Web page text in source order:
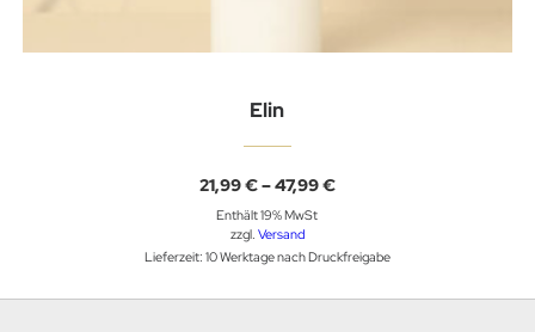
Elin
21,99€–47,99€Preisspanne:
Enthält 19% MwSt
zzgl. Versand
Lieferzeit: 10 Werktage nach Druckfreigabe